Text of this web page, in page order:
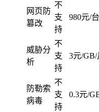
网页防
篡改
不
支
持
980元/
威胁分
析
不
支
持
3元/GB/
防勒索
病毒
不
支
持
0.3元/